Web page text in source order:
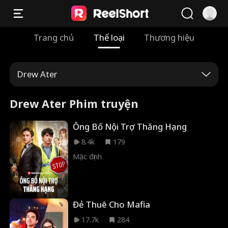
Trang chủ Thể loại Thương hiệu
Drew Ater
Drew Ater Phim truyện
Ông Bố Nội Trợ Thăng Hạng
8.4k
179
Mặc định
Đẻ Thuê Cho Mafia
17.7k
284